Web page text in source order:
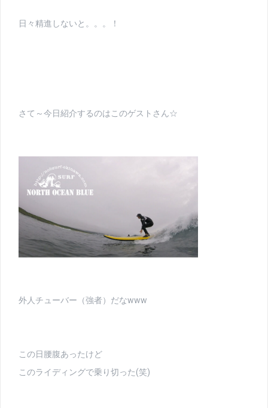
日々精進しないと。。。！
さて～今日紹介するのはこのゲストさん☆
外人チューバー（強者）だなwww
この日腰腹あったけど
このライディングで乗り切った(笑)